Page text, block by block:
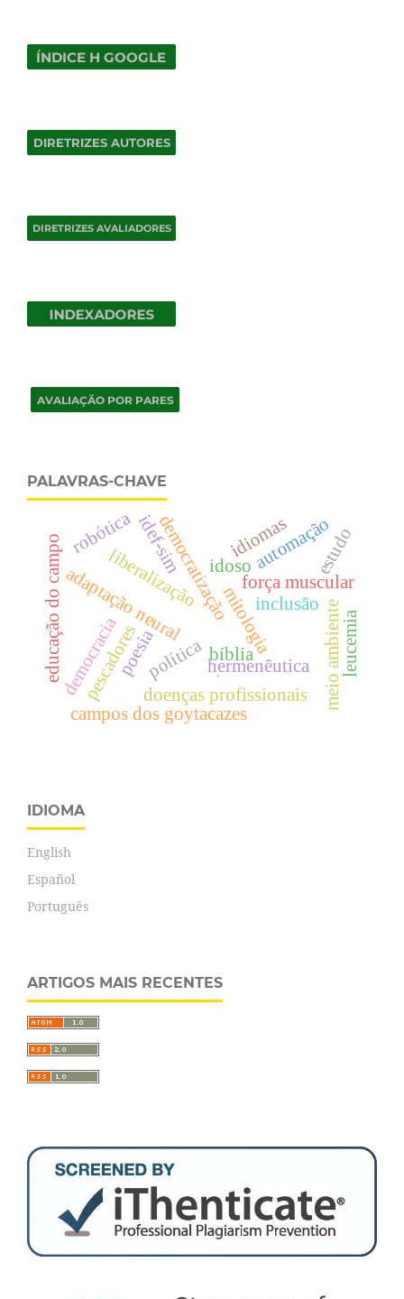
PALAVRAS-CHAVE
idoso
adaptação neural força muscular
poesia mitologia
bíblia
hermenêutica
educação do campo política
democracia
democratização inclusão
liberalização
. meio ambiente
pescadoresdoenças profissionais
leucemia
idef-sim automação
robótica estudo
campos dos goytacazes
idiomas
IDIOMA
English
Español
Português
ARTIGOS MAIS RECENTES